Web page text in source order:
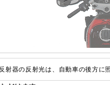
射器の反射光は、自動車の後方に